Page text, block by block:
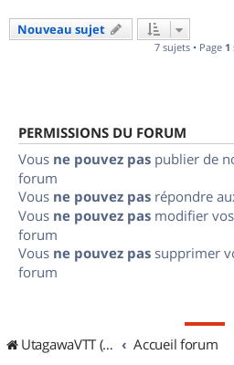
Nouveau sujet
7 sujets • Page 1
PERMISSIONS DU FORUM
Vous ne pouvez pas publier de
forum
Vous ne pouvez pas répondre
Vous ne pouvez pas modifier
forum
Vous ne pouvez pas supprimer
forum
UtagawaVTT (Randos VTT et VTTAE avec traces GPS) Accueil forum